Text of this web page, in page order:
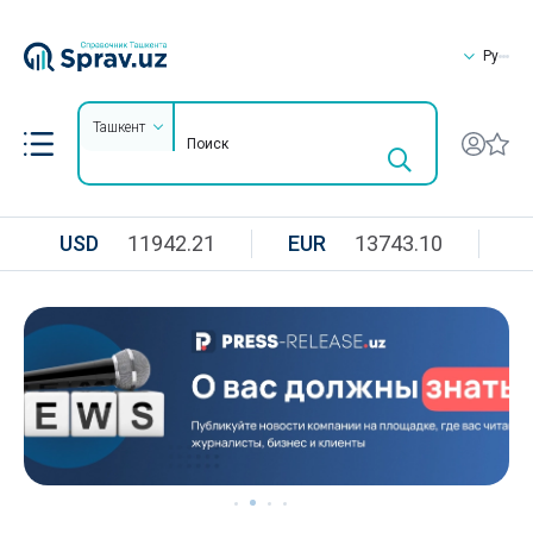
Ру
Ташкент
USD 11942.21 EUR 13743.10